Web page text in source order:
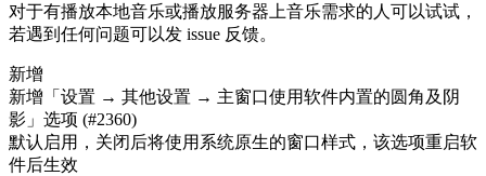
对于有播放本地音乐或播放服务器上音乐需求的人可以试试，
若遇到任何问题可以发 issue 反馈。
新增
新增「设置 → 其他设置 → 主窗口使用软件内置的圆角及阴
影」选项 (#2360)
默认启用，关闭后将使用系统原生的窗口样式，该选项重启软
件后生效